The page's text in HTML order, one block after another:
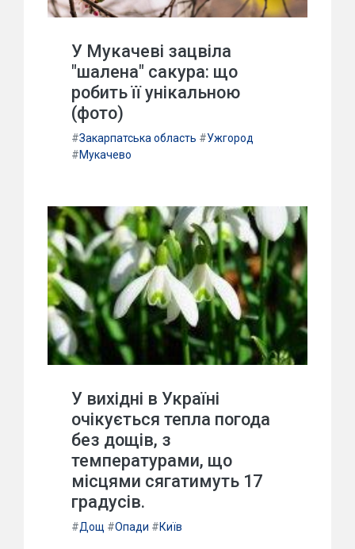
У Мукачеві зацвіла
"шалена" сакура: що
робить її унікальною
(фото)
#Закарпатська область #Ужгород
#Мукачево
У вихідні в Україні
очікується тепла погода
без дощів, з
температурами, що
місцями сягатимуть 17
градусів.
#Дощ #Опади #Київ